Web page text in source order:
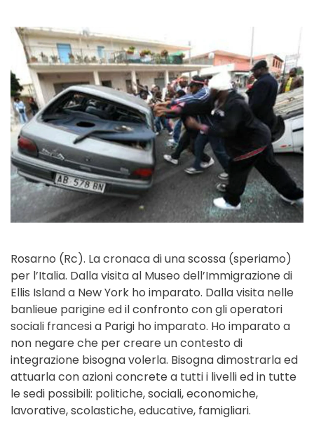
Rosarno (Rc). La cronaca di una scossa (speriamo)
per l’Italia. Dalla visita al Museo dell’Immigrazione di
Ellis Island a New York ho imparato. Dalla visita nelle
banlieue parigine ed il confronto con gli operatori
sociali francesi a Parigi ho imparato. Ho imparato a
non negare che per creare un contesto di
integrazione bisogna volerla. Bisogna dimostrarla ed
attuarla con azioni concrete a tutti i livelli ed in tutte
le sedi possibili: politiche, sociali, economiche,
lavorative, scolastiche, educative, famigliari.